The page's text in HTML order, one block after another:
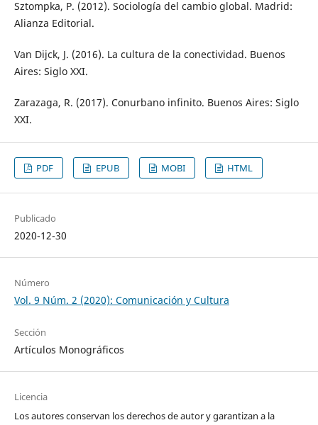
Sztompka, P. (2012). Sociología del cambio global. Madrid:
Alianza Editorial.
Van Dijck, J. (2016). La cultura de la conectividad. Buenos
Aires: Siglo XXI.
Zarazaga, R. (2017). Conurbano infinito. Buenos Aires: Siglo
XXI.
PDF EPUB MOBI HTML
Publicado
2020-12-30
Número
Vol. 9 Núm. 2 (2020): Comunicación y Cultura
Sección
Artículos Monográficos
Licencia
Los autores conservan los derechos de autor y garantizan a la